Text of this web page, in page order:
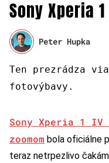
Sony Xperia
Peter Hupka
Ten prezrádza
fotovýbavy.
Sony Xperia 1 IV
zoomom bola oficiálne
teraz netrpezlivo